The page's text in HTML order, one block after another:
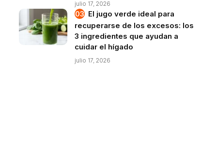
julio 17, 2026
El jugo verde ideal para
recuperarse de los excesos: los
3 ingredientes que ayudan a
cuidar el hígado
julio 17, 2026